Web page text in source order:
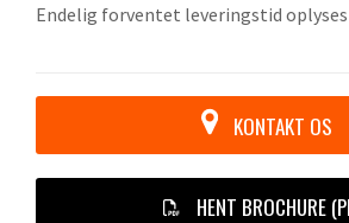
Endelig forventet leveringstid
KONTAKT OS
HENT BROCHURE